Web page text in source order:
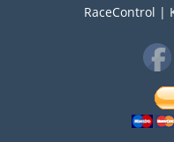
RaceControl |